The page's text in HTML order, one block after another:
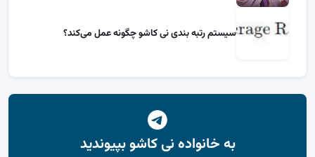
سیستم رتبه بندی نی کاشو چگونه عمل می‌کند؟
به خانواده نی کاشو بپیوندید